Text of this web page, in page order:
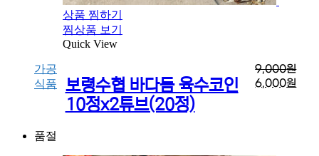
상품 찜하기
찜상품 보기
Quick View
가공
식품
보령수협 바다듬 육수코인
10정x2튜브(20정)
9,000원
6,000원
품절